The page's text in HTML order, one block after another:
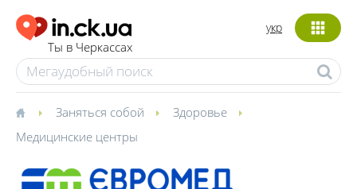
Ты в Черкассах
укр
Заняться собой
Здоровье
Медицинские центры